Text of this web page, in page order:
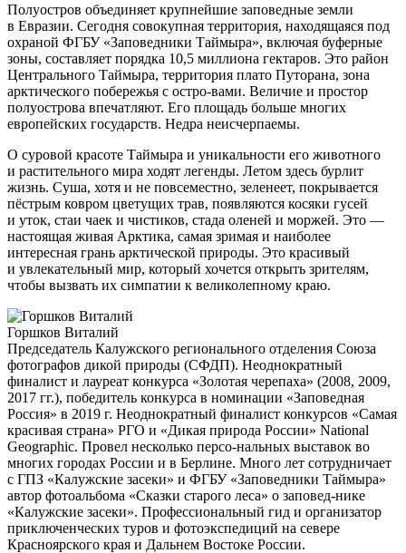
Полуостров объединяет крупнейшие заповедные земли
в Евразии. Сегодня совокупная территория, находящаяся под
охраной ФГБУ «Заповедники Таймыра», включая буферные
зоны, составляет порядка 10,5 миллиона гектаров. Это район
Центрального Таймыра, территория плато Путорана, зона
арктического побережья с остро-вами. Величие и простор
полуострова впечатляют. Его площадь больше многих
европейских государств. Недра неисчерпаемы.
О суровой красоте Таймыра и уникальности его животного
и растительного мира ходят легенды. Летом здесь бурлит
жизнь. Суша, хотя и не повсеместно, зеленеет, покрывается
пёстрым ковром цветущих трав, появляются косяки гусей
и уток, стаи чаек и чистиков, стада оленей и моржей. Это —
настоящая живая Арктика, самая зримая и наиболее
интересная грань арктической природы. Это красивый
и увлекательный мир, который хочется открыть зрителям,
чтобы вызвать их симпатии к великолепному краю.
Горшков Виталий
Председатель Калужского регионального отделения Союза
фотографов дикой природы (СФДП). Неоднократный
финалист и лауреат конкурса «Золотая черепаха» (2008, 2009,
2017 гг.), победитель конкурса в номинации «Заповедная
Россия» в 2019 г. Неоднократный финалист конкурсов «Самая
красивая страна» РГО и «Дикая природа России» National
Geographic. Провел несколько персо-нальных выставок во
многих городах России и в Берлине. Много лет сотрудничает
с ГПЗ «Калужские засеки» и ФГБУ «Заповедники Таймыра»
автор фотоальбома «Сказки старого леса» о заповед-нике
«Калужские засеки». Профессиональный гид и организатор
приключенческих туров и фотоэкспедиций на севере
Красноярского края и Дальнем Востоке России.